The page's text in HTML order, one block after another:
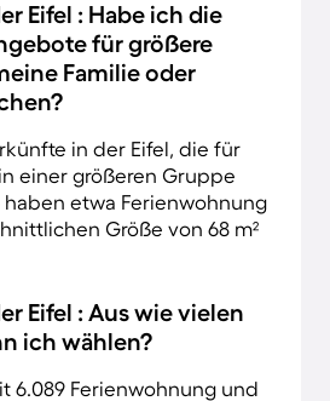
Eifel : Habe ich die
für größere
Familie oder
in der Eifel, die für
einer größeren Gruppe
etwa Ferienwohnung
Größe von 68 m²
Eifel : Aus wie vielen
ich wählen?
6.089 Ferienwohnung und